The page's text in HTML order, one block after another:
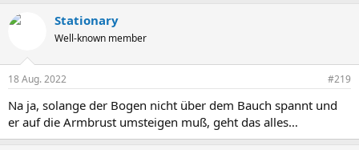
Stationary
Well-known member
18 Aug. 2022 #219
Na ja, solange der Bogen nicht über dem Bauch spannt und
er auf die Armbrust umsteigen muß, geht das alles…